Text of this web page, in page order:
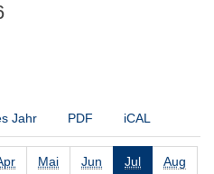
Jahr PDF iCAL
Mai Jun Jul Aug